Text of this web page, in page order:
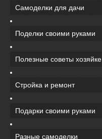
Самоделки для дачи
Поделки своими руками
Полезные советы хозяйке
Стройка и ремонт
Подарки своими руками
Разные самоделки